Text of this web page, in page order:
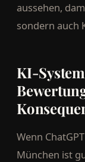
aussehen,
sondern auch
KI-
Wenn
München ist